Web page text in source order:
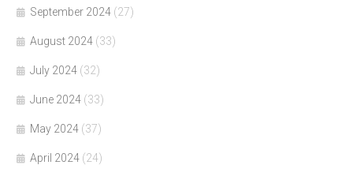
September 2024 (27)
August 2024 (33)
July 2024 (32)
June 2024 (33)
May 2024 (37)
April 2024 (24)